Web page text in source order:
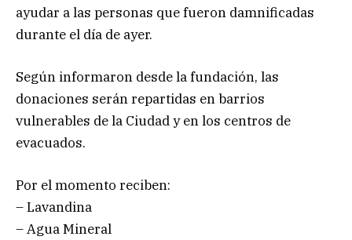
ayudar a las personas que fueron damnificadas
durante el día de ayer.
Según informaron desde la fundación, las
donaciones serán repartidas en barrios
vulnerables de la Ciudad y en los centros de
evacuados.
Por el momento reciben:
– Lavandina
– Agua Mineral